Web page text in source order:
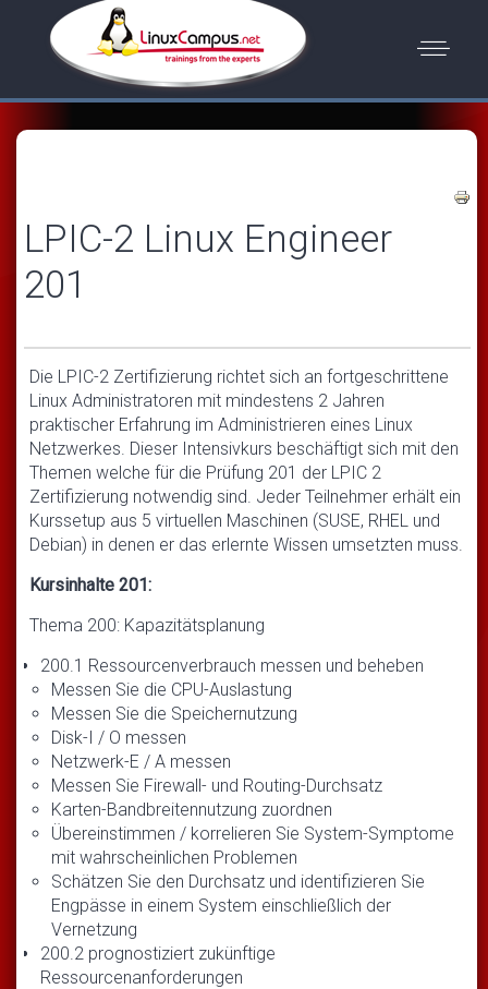
LPIC-2 Linux Engineer
201
Die LPIC-2 Zertifizierung richtet sich an fortgeschrittene
Linux Administratoren mit mindestens 2 Jahren
praktischer Erfahrung im Administrieren eines Linux
Netzwerkes. Dieser Intensivkurs beschäftigt sich mit den
Themen welche für die Prüfung 201 der LPIC 2
Zertifizierung notwendig sind. Jeder Teilnehmer erhält ein
Kurssetup aus 5 virtuellen Maschinen (SUSE, RHEL und
Debian) in denen er das erlernte Wissen umsetzten muss.
Kursinhalte 201:
Thema 200: Kapazitätsplanung
200.1 Ressourcenverbrauch messen und beheben
Messen Sie die CPU-Auslastung
Messen Sie die Speichernutzung
Disk-I / O messen
Netzwerk-E / A messen
Messen Sie Firewall- und Routing-Durchsatz
Karten-Bandbreitennutzung zuordnen
Übereinstimmen / korrelieren Sie System-Symptome
mit wahrscheinlichen Problemen
Schätzen Sie den Durchsatz und identifizieren Sie
Engpässe in einem System einschließlich der
Vernetzung
200.2 prognostiziert zukünftige
Ressourcenanforderungen